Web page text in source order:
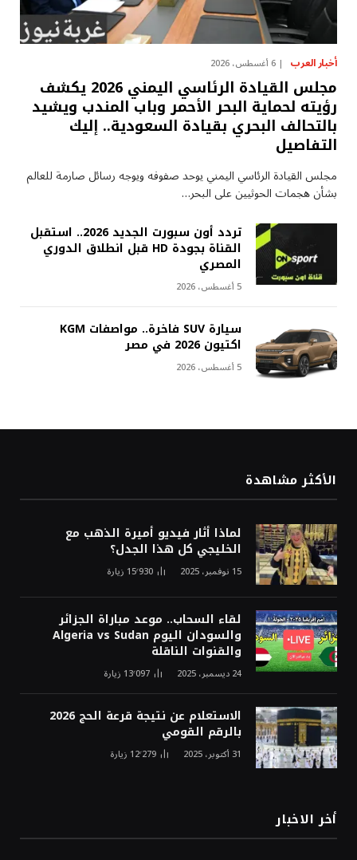
أخبار العرب 6 أغسطس، 2026
مجلس القيادة الرئاسي اليمني 2026 يكشف
رؤيته لحماية البحر الأحمر وباب المندب ويشيد
بالتحالف البحري بقيادة السعودية.. إليك
التفاصيل
مجلس القيادة الرئاسي اليمني يوحد صفوفه ويوجه رسائل صارمة للعالم
بشأن هجمات الحوثيين على البحر…
تردد أون سبورت الجديد 2026.. استقبل
القناة بجودة HD قبل انطلاق الدوري
المصري
5 أغسطس، 2026
سيارة SUV فاخرة.. مواصفات KGM
اكتيون 2026 في مصر
5 أغسطس، 2026
الأكثر مشاهدة
لماذا أثار فيديو أميرة الذهب مع
الخليجي كل هذا الجدل؟
15 نوفمبر، 2025 15٬930 زيارة
لقاء السحاب.. موعد مباراة الجزائر
والسودان اليوم Algeria vs Sudan
والقنوات الناقلة
24 ديسمبر، 2025 13٬097 زيارة
الاستعلام عن نتيجة قرعة الحج 2026
بالرقم القومي
31 أكتوبر، 2025 12٬279 زيارة
أخر الاخبار